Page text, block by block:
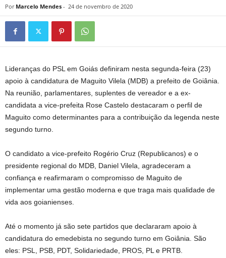
Por Marcelo Mendes - 24 de novembro de 2020
Lideranças do PSL em Goiás definiram nesta segunda-feira (23)
apoio à candidatura de Maguito Vilela (MDB) a prefeito de Goiânia.
Na reunião, parlamentares, suplentes de vereador e a ex-
candidata a vice-prefeita Rose Castelo destacaram o perfil de
Maguito como determinantes para a contribuição da legenda neste
segundo turno.
O candidato a vice-prefeito Rogério Cruz (Republicanos) e o
presidente regional do MDB, Daniel Vilela, agradeceram a
confiança e reafirmaram o compromisso de Maguito de
implementar uma gestão moderna e que traga mais qualidade de
vida aos goianienses.
Até o momento já são sete partidos que declararam apoio à
candidatura do emedebista no segundo turno em Goiânia. São
eles: PSL, PSB, PDT, Solidariedade, PROS, PL e PRTB.